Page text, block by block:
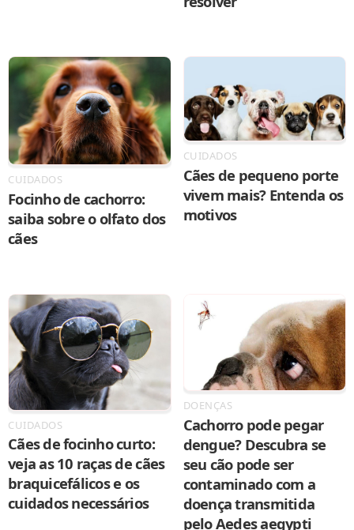
CUIDADOS
Focinho de cachorro:
saiba sobre o olfato dos
cães
CUIDADOS
Cães de pequeno porte
vivem mais? Entenda os
motivos
CUIDADOS
Cães de focinho curto:
veja as 10 raças de cães
braquicefálicos e os
cuidados necessários
DOENÇAS
Cachorro pode pegar
dengue? Descubra se
seu cão pode ser
contaminado com a
doença transmitida
pelo Aedes aegypti